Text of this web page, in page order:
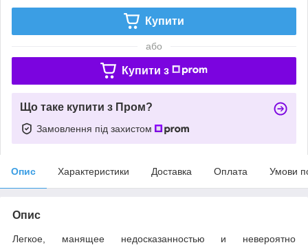
Купити
або
Купити з
Що таке купити з Пром?
Замовлення під захистом
Опис Характеристики Доставка Оплата Умови
Опис
Легкое, манящее недосказанностью и невероятно